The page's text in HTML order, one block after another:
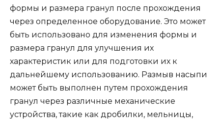
формы и размера гранул после прохождения
через определенное оборудование. Это может
быть использовано для изменения формы и
размера гранул для улучшения их
характеристик или для подготовки их к
дальнейшему использованию. Размыв насыпи
может быть выполнен путем прохождения
гранул через различные механические
устройства, такие как дробилки, мельницы,